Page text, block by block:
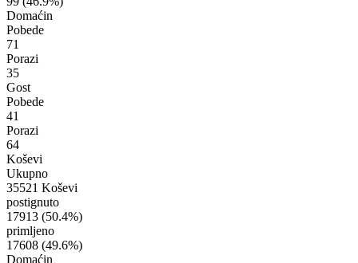
Domaćin
Pobede
71
Porazi
35
Gost
Pobede
41
Porazi
64
Koševi
Ukupno
35521 Koševi
postignuto
17913 (50.4%)
primljeno
17608 (49.6%)
Domaćin